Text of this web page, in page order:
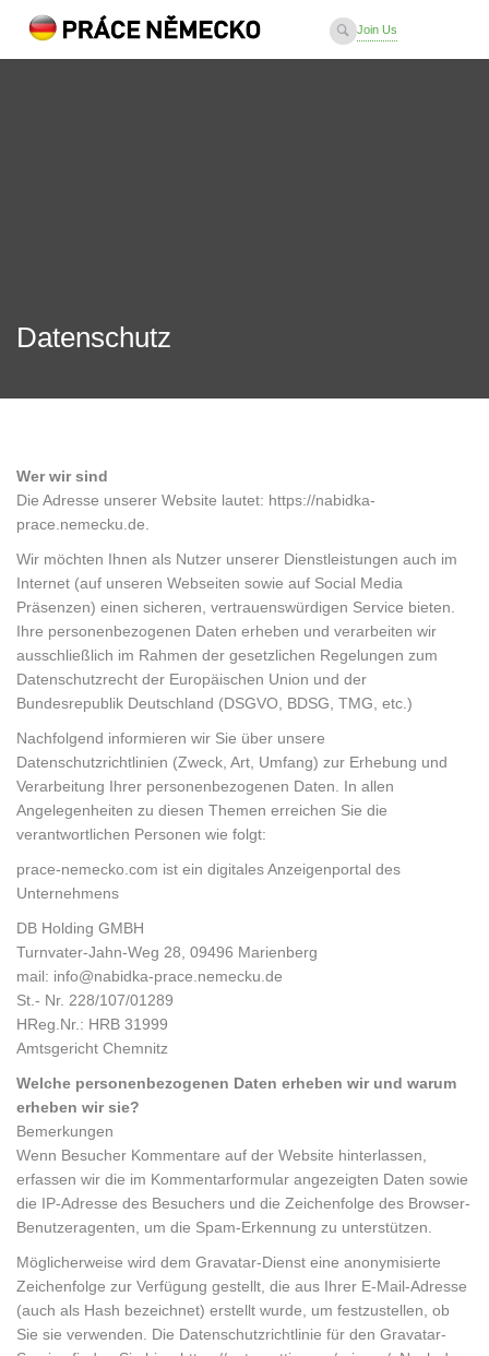
Join Us
Datenschutz
Wer wir sind
Die Adresse unserer Website lautet: https://nabidka-
prace.nemecku.de.
Wir möchten Ihnen als Nutzer unserer Dienstleistungen auch im
Internet (auf unseren Webseiten sowie auf Social Media
Präsenzen) einen sicheren, vertrauenswürdigen Service bieten.
Ihre personenbezogenen Daten erheben und verarbeiten wir
ausschließlich im Rahmen der gesetzlichen Regelungen zum
Datenschutzrecht der Europäischen Union und der
Bundesrepublik Deutschland (DSGVO, BDSG, TMG, etc.)
Nachfolgend informieren wir Sie über unsere
Datenschutzrichtlinien (Zweck, Art, Umfang) zur Erhebung und
Verarbeitung Ihrer personenbezogenen Daten. In allen
Angelegenheiten zu diesen Themen erreichen Sie die
verantwortlichen Personen wie folgt:
prace-nemecko.com ist ein digitales Anzeigenportal des
Unternehmens
DB Holding GMBH
Turnvater-Jahn-Weg 28, 09496 Marienberg
mail: info@nabidka-prace.nemecku.de
St.- Nr. 228/107/01289
HReg.Nr.: HRB 31999
Amtsgericht Chemnitz
Welche personenbezogenen Daten erheben wir und warum
erheben wir sie?
Bemerkungen
Wenn Besucher Kommentare auf der Website hinterlassen,
erfassen wir die im Kommentarformular angezeigten Daten sowie
die IP-Adresse des Besuchers und die Zeichenfolge des Browser-
Benutzeragenten, um die Spam-Erkennung zu unterstützen.
Möglicherweise wird dem Gravatar-Dienst eine anonymisierte
Zeichenfolge zur Verfügung gestellt, die aus Ihrer E-Mail-Adresse
(auch als Hash bezeichnet) erstellt wurde, um festzustellen, ob
Sie sie verwenden. Die Datenschutzrichtlinie für den Gravatar-